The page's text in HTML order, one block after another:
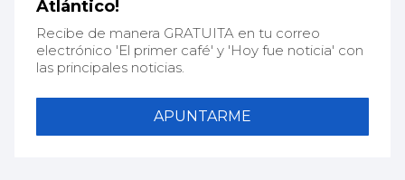
Atlántico!
Recibe de manera GRATUITA en tu correo
electrónico 'El primer café' y 'Hoy fue noticia' con
las principales noticias.
APUNTARME